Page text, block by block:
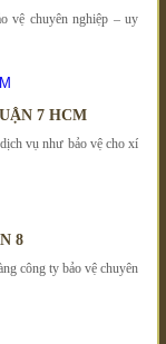
vệ chuyên nghiệp – uy
7 HCM
vụ như bảo vệ cho xí
8
công ty bảo vệ chuyên